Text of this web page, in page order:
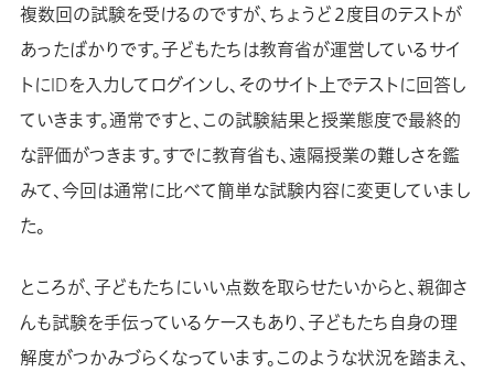
複数回の試験を受けるのですが、ちょうど２度目のテストが
あったばかりです。子どもたちは教育省が運営しているサイ
トにIDを入力してログインし、そのサイト上でテストに回答し
ていきます。通常ですと、この試験結果と授業態度で最終的
な評価がつきます。すでに教育省も、遠隔授業の難しさを鑑
みて、今回は通常に比べて簡単な試験内容に変更していまし
た。
ところが、子どもたちにいい点数を取らせたいからと、親御さ
んも試験を手伝っているケースもあり、子どもたち自身の理
解度がつかみづらくなっています。このような状況を踏まえ、